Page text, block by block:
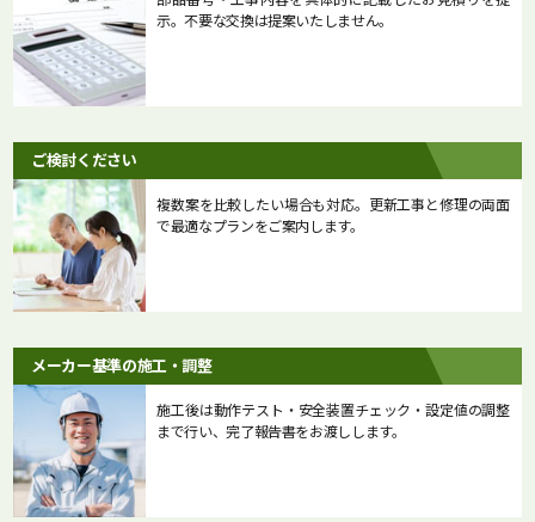
示。不要な交換は提案いたしません。
ご検討ください
複数案を比較したい場合も対応。更新工事と修理の両面
で最適なプランをご案内します。
メーカー基準の施工・調整
施工後は動作テスト・安全装置チェック・設定値の調整
まで行い、完了報告書をお渡しします。